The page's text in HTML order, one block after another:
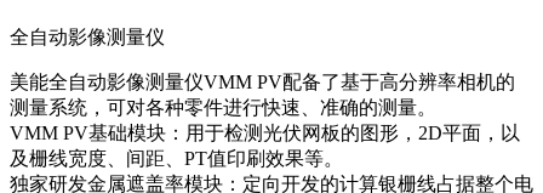
全自动影像测量仪
美能全自动影像测量仪VMM PV配备了基于高分辨率相机的
测量系统，可对各种零件进行快速、准确的测量。
VMM PV基础模块：用于检测光伏网板的图形，2D平面，以
及栅线宽度、间距、PT值印刷效果等。
独家研发金属遮盖率模块：定向开发的计算银栅线占据整个电